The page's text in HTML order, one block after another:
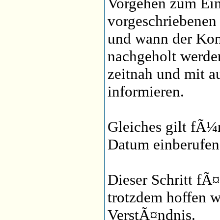
und wann der
nachgeholt
zeitnah und mit
informieren.
Gleiches gilt
Datum
Dieser Schritt
trotzdem hoffen
VerstÃ¤ndnis.